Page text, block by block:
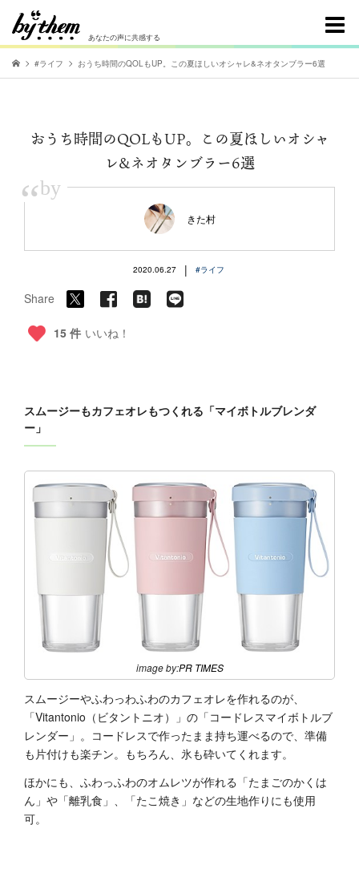
あなたの声に共感する
#ライフ おうち時間のQOLもUP。この夏ほしいオシャレ&ネオタンブラー6選
おうち時間のQOLもUP。この夏ほしいオシャ
レ&ネオタンブラー6選
“by
きた村
2020.06.27 | #ライフ
Share
15 件 いいね！
スムージーもカフェオレもつくれる「マイボトルブレンダ
ー」
image by:PR TIMES
スムージーやふわっわふわのカフェオレを作れるのが、
「Vitantonio（ビタントニオ）」の「コードレスマイボトルブ
レンダー」。コードレスで作ったまま持ち運べるので、準備
も片付けも楽チン。もちろん、氷も砕いてくれます。
ほかにも、ふわっふわのオムレツが作れる「たまごのかくは
ん」や「離乳食」、「たこ焼き」などの生地作りにも使用
可。